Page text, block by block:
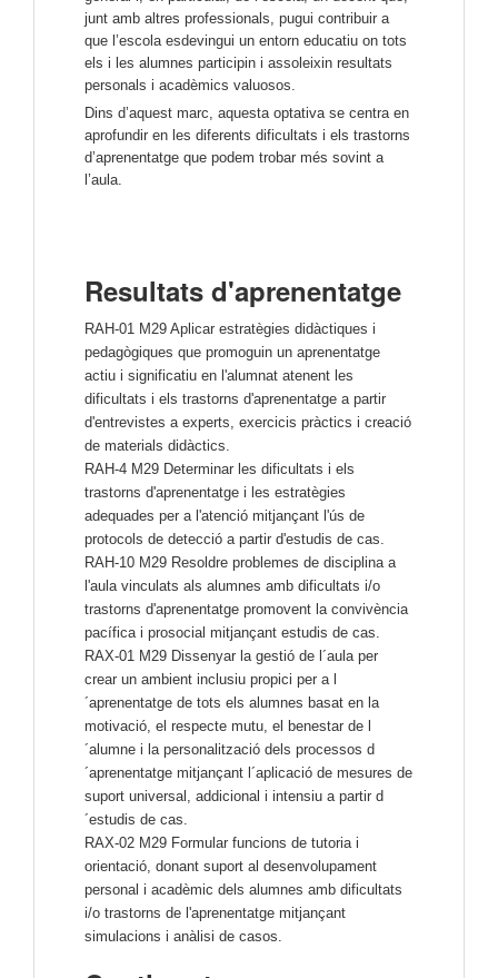
junt amb altres professionals, pugui contribuir a
que l’escola esdevingui un entorn educatiu on tots
els i les alumnes participin i assoleixin resultats
personals i acadèmics valuosos.
Dins d’aquest marc, aquesta optativa se centra en
aprofundir en les diferents dificultats i els trastorns
d’aprenentatge que podem trobar més sovint a
l’aula.
Resultats d'aprenentatge
RAH-01 M29 Aplicar estratègies didàctiques i
pedagògiques que promoguin un aprenentatge
actiu i significatiu en l'alumnat atenent les
dificultats i els trastorns d'aprenentatge a partir
d'entrevistes a experts, exercicis pràctics i creació
de materials didàctics.
RAH-4 M29 Determinar les dificultats i els
trastorns d'aprenentatge i les estratègies
adequades per a l'atenció mitjançant l'ús de
protocols de detecció a partir d'estudis de cas.
RAH-10 M29 Resoldre problemes de disciplina a
l'aula vinculats als alumnes amb dificultats i/o
trastorns d'aprenentatge promovent la convivència
pacífica i prosocial mitjançant estudis de cas.
RAX-01 M29 Dissenyar la gestió de l´aula per
crear un ambient inclusiu propici per a l
´aprenentatge de tots els alumnes basat en la
motivació, el respecte mutu, el benestar de l
´alumne i la personalització dels processos d
´aprenentatge mitjançant l´aplicació de mesures de
suport universal, addicional i intensiu a partir d
´estudis de cas.
RAX-02 M29 Formular funcions de tutoria i
orientació, donant suport al desenvolupament
personal i acadèmic dels alumnes amb dificultats
i/o trastorns de l'aprenentatge mitjançant
simulacions i anàlisi de casos.